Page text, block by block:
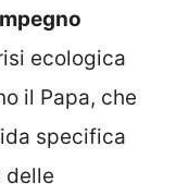
ecologica
il Papa, che
specifica
delle